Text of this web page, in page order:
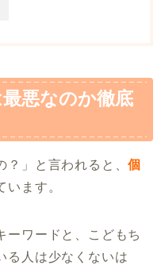
悪なのか徹底
？」と言われると、個
います。
ーワードと、こどもち
る人は少なくないは